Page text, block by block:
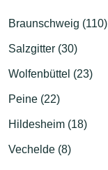
Braunschweig (110)
Salzgitter (30)
Wolfenbüttel (23)
Peine (22)
Hildesheim (18)
Vechelde (8)